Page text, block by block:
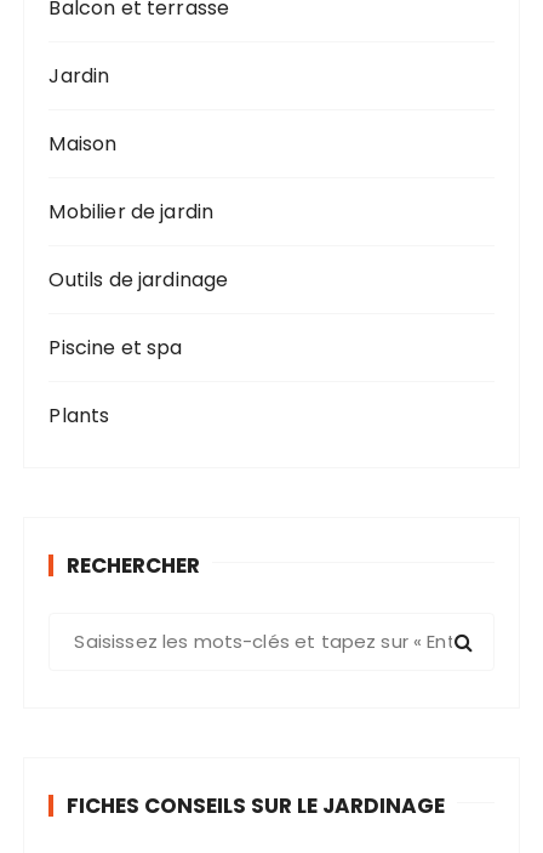
Balcon et terrasse
Jardin
Maison
Mobilier de jardin
Outils de jardinage
Piscine et spa
Plants
RECHERCHER
FICHES CONSEILS SUR LE JARDINAGE